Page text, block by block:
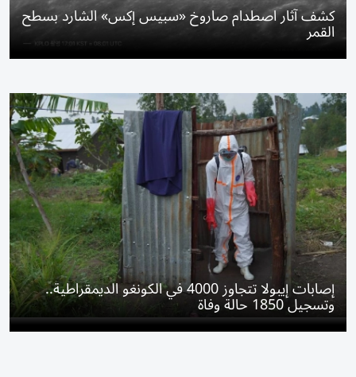
كشف آثار اصطدام صاروخ «سبيس إكس» الشارد بسطح
القمر
إصابات إيبولا تتجاوز 4000 في الكونغو الديمقراطية..
وتسجيل 1850 حالة وفاة